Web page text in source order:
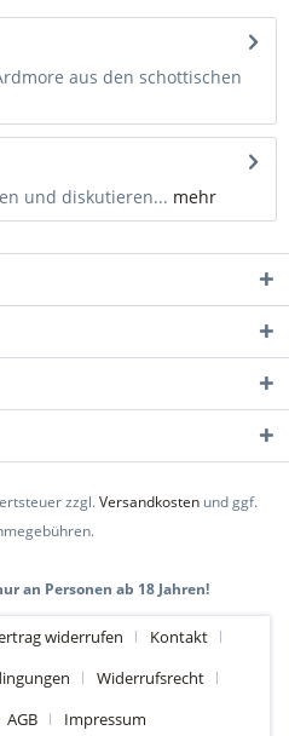
aus den schottischen
und diskutieren... mehr
zzgl.Versandkosten und ggf.
an Personen ab 18 Jahren!
widerrufen
Kontakt
Widerrufsrecht
AGB Impressum